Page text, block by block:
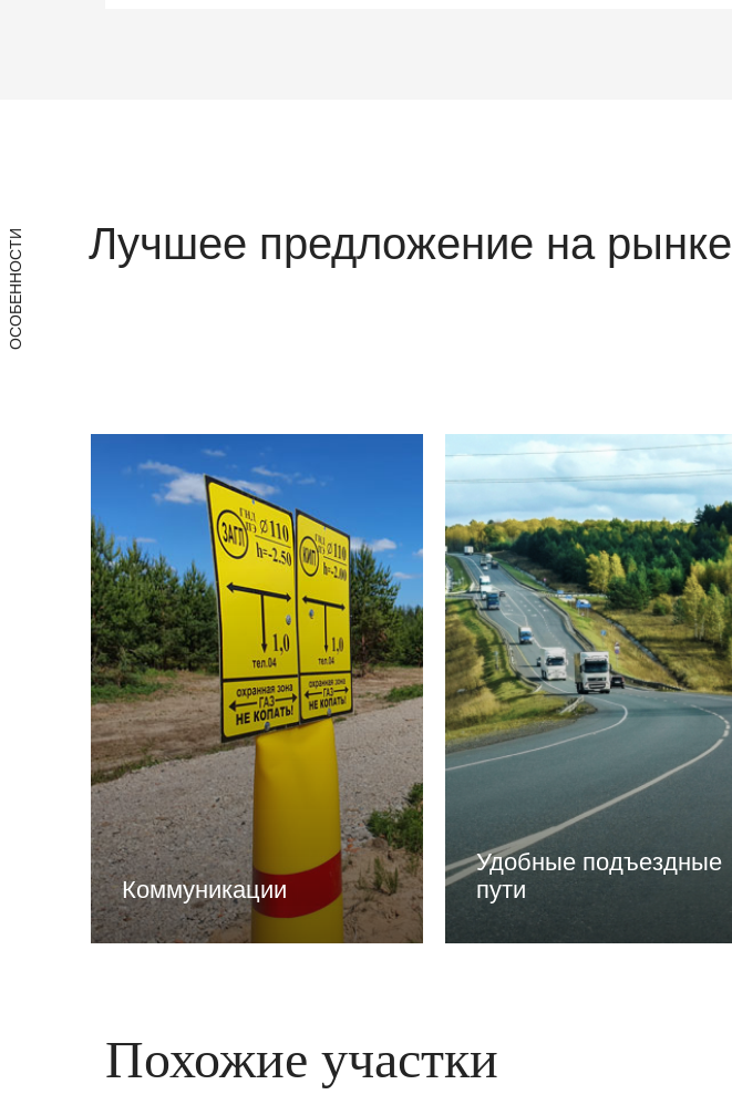
ОСОБЕННОСТИ Лучшее предложение на рынке
Коммуникации
Удобные подъездные
пути
Похожие участки